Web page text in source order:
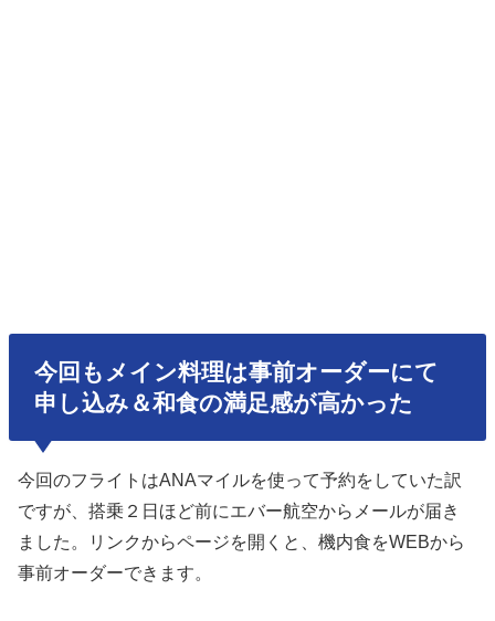
今回もメイン料理は事前オーダーにて
申し込み＆和食の満足感が高かった
今回のフライトはANAマイルを使って予約をしていた訳
ですが、搭乗２日ほど前にエバー航空からメールが届き
ました。リンクからページを開くと、機内食をWEBから
事前オーダーできます。